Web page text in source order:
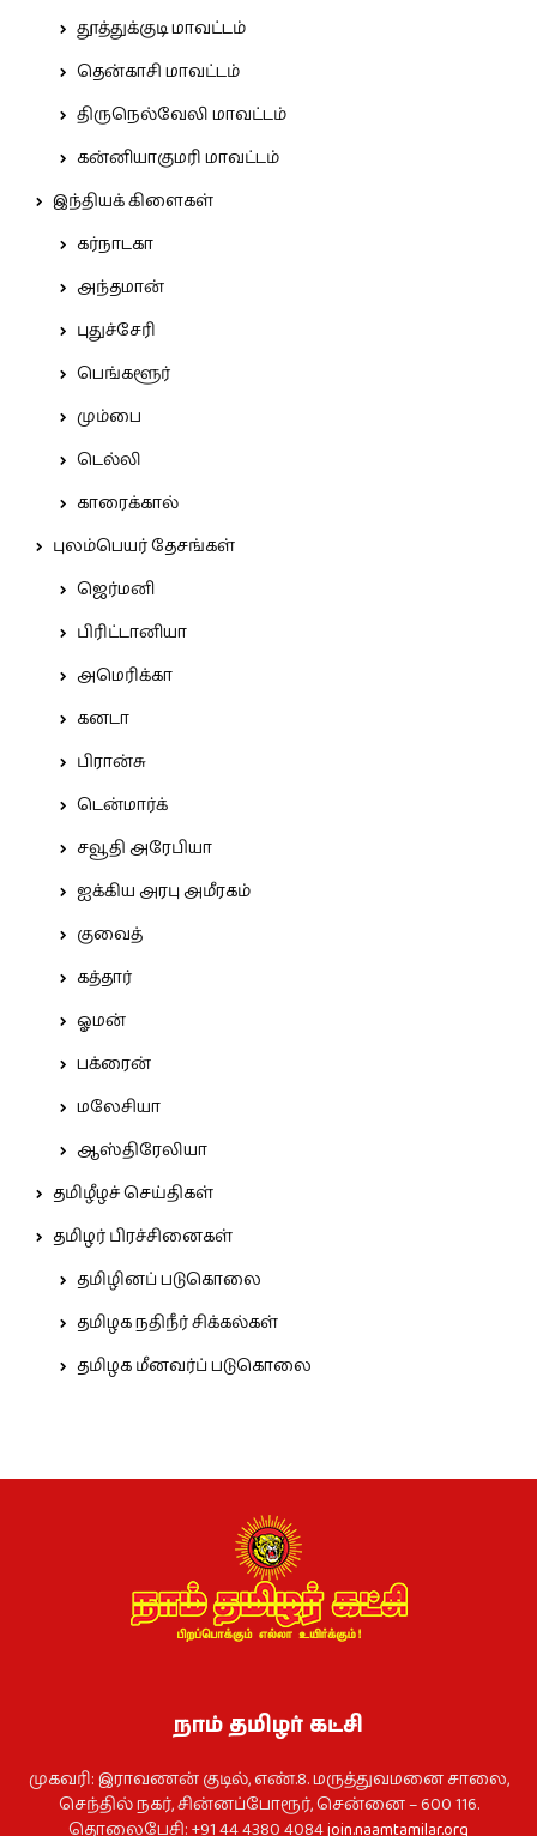
தூத்துக்குடி மாவட்டம்
தென்காசி மாவட்டம்
திருநெல்வேலி மாவட்டம்
கன்னியாகுமரி மாவட்டம்
இந்தியக் கிளைகள்
கர்நாடகா
அந்தமான்
புதுச்சேரி
பெங்களூர்
மும்பை
டெல்லி
காரைக்கால்
புலம்பெயர் தேசங்கள்
ஜெர்மனி
பிரிட்டானியா
அமெரிக்கா
கனடா
பிரான்சு
டென்மார்க்
சவூதி அரேபியா
ஐக்கிய அரபு அமீரகம்
குவைத்
கத்தார்
ஓமன்
பக்ரைன்
மலேசியா
ஆஸ்திரேலியா
தமிழீழச் செய்திகள்
தமிழர் பிரச்சினைகள்
தமிழினப் படுகொலை
தமிழக நதிநீர் சிக்கல்கள்
தமிழக மீனவர்ப் படுகொலை
நாம் தமிழர் கட்சி
முகவரி: இராவணன் குடில், எண்.8. மருத்துவமனை சாலை,
செந்தில் நகர், சின்னப்போரூர், சென்னை – 600 116.
தொலைபேசி: +91 44 4380 4084join.naamtamilar.org